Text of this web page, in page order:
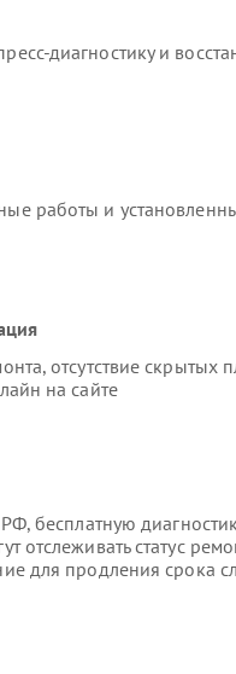
диагностику и
работы и
отсутствие скрытых
на сайте
бесплатную
отслеживать статус
для продления срока